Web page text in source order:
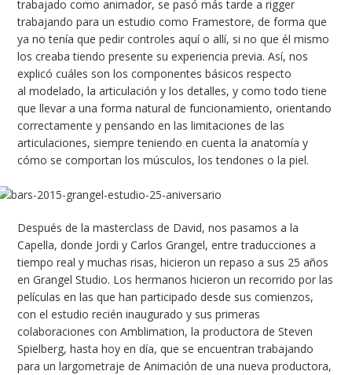
trabajado como animador, se pasó más tarde a rigger
trabajando para un estudio como Framestore, de forma que
ya no tenía que pedir controles aquí o allí, si no que él mismo
los creaba tiendo presente su experiencia previa. Así, nos
explicó cuáles son los componentes básicos respecto
al modelado, la articulación y los detalles, y como todo tiene
que llevar a una forma natural de funcionamiento, orientando
correctamente y pensando en las limitaciones de las
articulaciones, siempre teniendo en cuenta la anatomía y
cómo se comportan los músculos, los tendones o la piel.
Después de la masterclass de David, nos pasamos a la
Capella, donde Jordi y Carlos Grangel, entre traducciones a
tiempo real y muchas risas, hicieron un repaso a sus 25 años
en Grangel Studio. Los hermanos hicieron un recorrido por las
películas en las que han participado desde sus comienzos,
con el estudio recién inaugurado y sus primeras
colaboraciones con Amblimation, la productora de Steven
Spielberg, hasta hoy en día, que se encuentran trabajando
para un largometraje de Animación de una nueva productora,